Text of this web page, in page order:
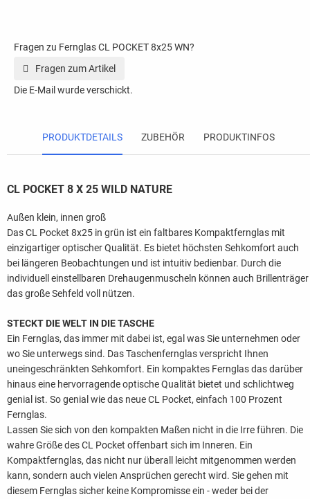
Fragen zu Fernglas CL POCKET 8x25 WN?
Fragen zum Artikel
Die E-Mail wurde verschickt.
PRODUKTDETAILS ZUBEHÖR PRODUKTINFOS
CL POCKET 8 X 25 WILD NATURE
Außen klein, innen groß
Das CL Pocket 8x25 in grün ist ein faltbares Kompaktfernglas mit
einzigartiger optischer Qualität. Es bietet höchsten Sehkomfort auch
bei längeren Beobachtungen und ist intuitiv bedienbar. Durch die
individuell einstellbaren Drehaugenmuscheln können auch Brillenträger
das große Sehfeld voll nützen.
STECKT DIE WELT IN DIE TASCHE
Ein Fernglas, das immer mit dabei ist, egal was Sie unternehmen oder
wo Sie unterwegs sind. Das Taschenfernglas verspricht Ihnen
uneingeschränkten Sehkomfort. Ein kompaktes Fernglas das darüber
hinaus eine hervorragende optische Qualität bietet und schlichtweg
genial ist. So genial wie das neue CL Pocket, einfach 100 Prozent
Fernglas.
Lassen Sie sich von den kompakten Maßen nicht in die Irre führen. Die
wahre Größe des CL Pocket offenbart sich im Inneren. Ein
Kompaktfernglas, das nicht nur überall leicht mitgenommen werden
kann, sondern auch vielen Ansprüchen gerecht wird. Sie gehen mit
diesem Fernglas sicher keine Kompromisse ein - weder bei der